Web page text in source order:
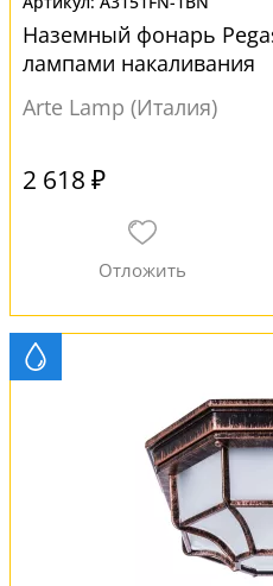
Наземный фонарь
лампами накаливания
Arte Lamp (Италия)
2 618 ₽